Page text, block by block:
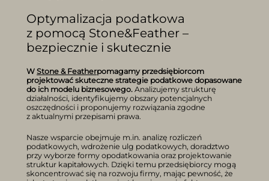
Optymalizacja podatkowa
z pomocą Stone&Feather –
bezpiecznie i skutecznie
W Stone & Featherpomagamy przedsiębiorcom
projektować skuteczne strategie podatkowe dopasowane
do ich modelu biznesowego. Analizujemy strukturę
działalności, identyfikujemy obszary potencjalnych
oszczędności i proponujemy rozwiązania zgodne
z aktualnymi przepisami prawa.
Nasze wsparcie obejmuje m.in. analizę rozliczeń
podatkowych, wdrożenie ulg podatkowych, doradztwo
przy wyborze formy opodatkowania oraz projektowanie
struktur kapitałowych. Dzięki temu przedsiębiorcy mogą
skoncentrować się na rozwoju firmy, mając pewność, że